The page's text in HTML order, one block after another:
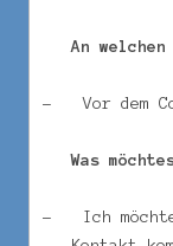
An
– Vor dem
Was
–
Ich